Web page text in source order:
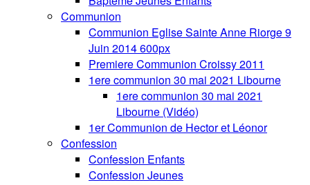
Communion
Communion Eglise Sainte Anne Riorge 9
Juin 2014 600px
Premiere Communion Croissy 2011
1ere communion 30 mai 2021 Libourne
1ere communion 30 mai 2021
Libourne (Vidéo)
1er Communion de Hector et Léonor
Confession
Confession Enfants
Confession Jeunes